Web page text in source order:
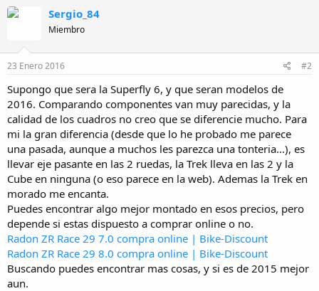
Sergio_84
Miembro
23 Enero 2016 #2
Supongo que sera la Superfly 6, y que seran modelos de
2016. Comparando componentes van muy parecidas, y la
calidad de los cuadros no creo que se diferencie mucho. Para
mi la gran diferencia (desde que lo he probado me parece
una pasada, aunque a muchos les parezca una tonteria...), es
llevar eje pasante en las 2 ruedas, la Trek lleva en las 2 y la
Cube en ninguna (o eso parece en la web). Ademas la Trek en
morado me encanta.
Puedes encontrar algo mejor montado en esos precios, pero
depende si estas dispuesto a comprar online o no.
Radon ZR Race 29 7.0 compra online | Bike-Discount
Radon ZR Race 29 8.0 compra online | Bike-Discount
Buscando puedes encontrar mas cosas, y si es de 2015 mejor
aun.